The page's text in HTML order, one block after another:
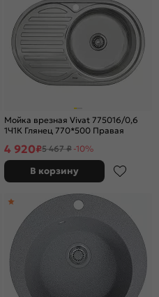
Мойка врезная Vivat 775016/0,6
1Ч1К Глянец 770*500 Правая
4 920₽5 467 ₽ -10%
В корзину